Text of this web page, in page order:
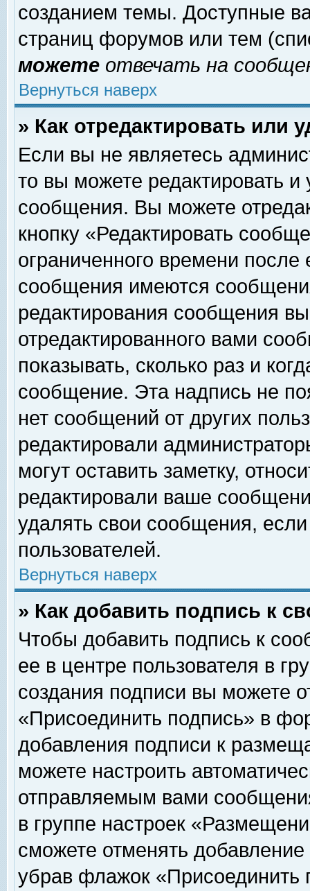
созданием темы. Доступные
страниц форумов или тем
можете отвечать на
Вернуться наверх
» Как отредактировать или
Если вы не являетесь
то вы можете редактировать и
сообщения. Вы можете
кнопку «Редактировать
ограниченного времени
сообщения имеются
редактирования сообщения
отредактированного вами
показывать, сколько раз и
сообщение. Эта надпись не
нет сообщений от других
редактировали
могут оставить заметку,
редактировали ваше
удалять свои сообщения,
пользователей.
Вернуться наверх
» Как добавить подпись к
Чтобы добавить подпись к
ее в центре пользователя в
создания подписи вы можете
«Присоединить подпись» в
добавления подписи к
можете настроить
отправляемым вами
в группе настроек
сможете отменять
убрав флажок «Присоединить